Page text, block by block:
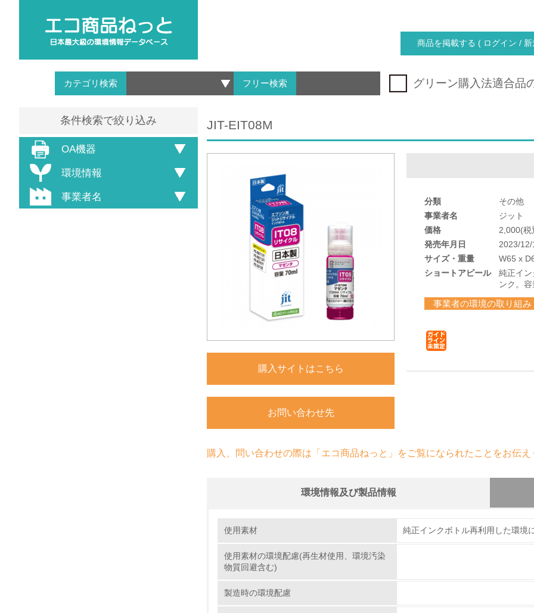
商品を掲載する ( ログイン / 新
カテゴリ検索 フリー検索 グリーン購入法適合品
条件検索で絞り込み
OA機器
環境情報
事業者名
JIT-EIT08M
購入サイトはこちら
お問い合わせ先
分類
その他
事業者名
ジット
価格
2,000(税
発売年月日
2023/12/
サイズ・重量
W65 x
ショートアピール
純正イ
ンク。
事業者の環境の取り組み
購入、問い合わせの際は「エコ商品ねっと」をご覧になられたことをお伝え
環境情報及び製品情報
1.環境取り組み体制
大気汚染物質に関する取り組み
使用素材 純正インクボトル再利用した環境
使用素材の環境配慮(再生材使用、環境汚染
物質回避含む)
製造時の環境配慮